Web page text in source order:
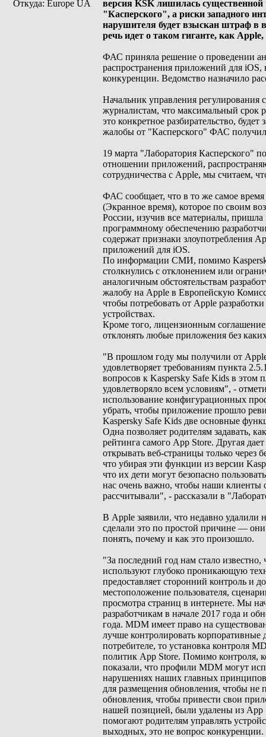
Откуда: Europe UA
версия KSK лишилась
"Касперского", а риски западного
нарушителя будет взыскан штраф в
речь идет о таком гиганте, как
ФАС приняла решение о проведении
распространения приложений для iOS,
конкуренции. Ведомство назначило
Начальник управления
журналистам, что максимальный срок
это конкретное разбирательство,
жалобы от "Касперского" ФАС
19 марта "Лаборатория Касперского"
отношении приложений,
сотрудничества с Apple, мы считаем,
ФАС сообщает, что в то же самое
(Экранное время), которое по своим
России, изучив все материалы,
программному обеспечению
содержат признаки злоупотребления
приложений для iOS.
По информации СМИ, помимо
столкнулись с отклонением или
аналогичным обстоятельствам
жалобу на Apple в Европейскую
чтобы потребовать от Apple
устройствах.
Кроме того, лицензионным
отклонять любые приложения без
"В прошлом году мы получили от
удовлетворяет требованиям пункта
вопросов к Kaspersky Safe Kids в этом
удовлетворяло всем условиям", -
использование конфигурационных
убрать, чтобы приложение прошло
Kaspersky Safe Kids две основные
Одна позволяет родителям задавать,
рейтинга самого App Store. Другая
открывать веб-страницы только через
что убирая эти функции из версии
что их дети могут безопасно
нас очень важно, чтобы наши клиенты
рассчитывали", - рассказали в
В Apple заявили, что недавно удалили
сделали это по простой причине — они
понять, почему и как это произошло.
"За последний год нам стало
используют глубоко проникающую
предоставляет сторонний контроль и
местоположение пользователя,
просмотра страниц в интернете. Мы
разработчикам в начале 2017 года и
года. MDM имеет право на
лучше контролировать корпоративные
потребителе, то установка контроля
политик App Store. Помимо контроля,
показали, что профили MDM могут
нарушениях наших главных
для размещения обновления, чтобы не
обновления, чтобы привести свои
нашей позицией, были удалены из App
помогают родителям управлять
выходных, это не вопрос